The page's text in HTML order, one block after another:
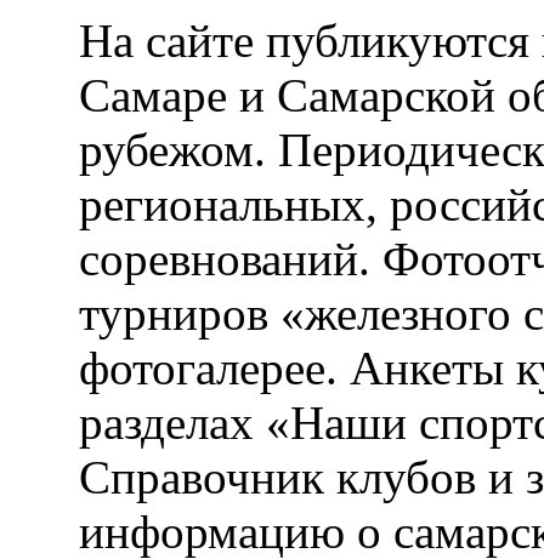
На сайте публикуются
Самаре и Самарской
рубежом.
региональных,
соревнований.
турниров «железного
фотогалерее. Анкеты
разделах «Наши
Справочник клубов и
информацию о